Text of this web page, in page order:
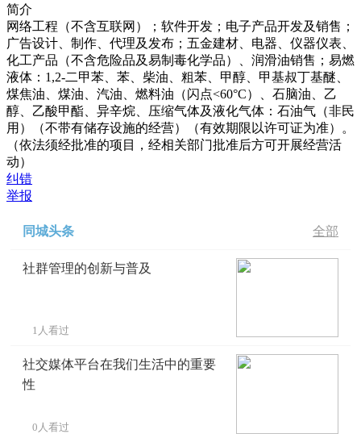
简介
网络工程（不含互联网）；软件开发；电子产品开发及销售；
广告设计、制作、代理及发布；五金建材、电器、仪器仪表、
化工产品（不含危险品及易制毒化学品）、润滑油销售；易燃
液体：1,2-二甲苯、苯、柴油、粗苯、甲醇、甲基叔丁基醚、
煤焦油、煤油、汽油、燃料油（闪点<60°C）、石脑油、乙
醇、乙酸甲酯、异辛烷、压缩气体及液化气体：石油气（非民
用）（不带有储存设施的经营）（有效期限以许可证为准）。
（依法须经批准的项目，经相关部门批准后方可开展经营活
动）
纠错
举报
同城头条 全部
社群管理的创新与普及
1人看过
社交媒体平台在我们生活中的重要
性
0人看过